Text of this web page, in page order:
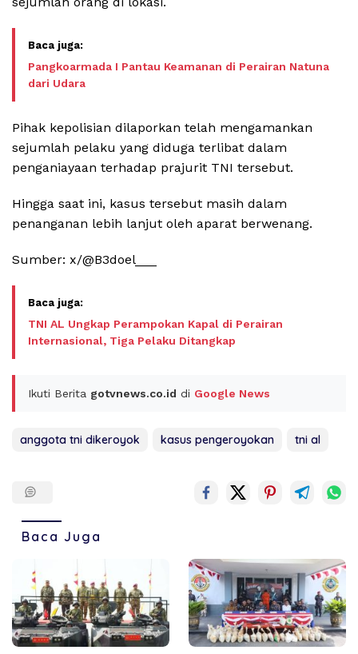
Pangkoarmada I Pantau Keamanan di Perairan Natuna
dari Udara
Pihak kepolisian dilaporkan telah mengamankan
sejumlah pelaku yang diduga terlibat dalam
penganiayaan terhadap prajurit TNI tersebut.
Hingga saat ini, kasus tersebut masih dalam
penanganan lebih lanjut oleh aparat berwenang.
Sumber: x/@B3doel___
TNI AL Ungkap Perampokan Kapal di Perairan
Internasional, Tiga Pelaku Ditangkap
Ikuti Berita gotvnews.co.id di Google News
anggota tni dikeroyok kasus pengeroyokan tni al
Baca Juga